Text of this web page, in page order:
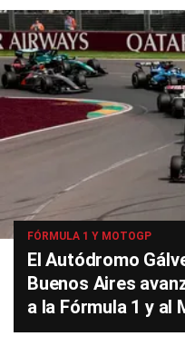
FÓRMULA 1 Y MOTOGP
El Autódromo
Buenos Aires
a la Fórmula 1 y al